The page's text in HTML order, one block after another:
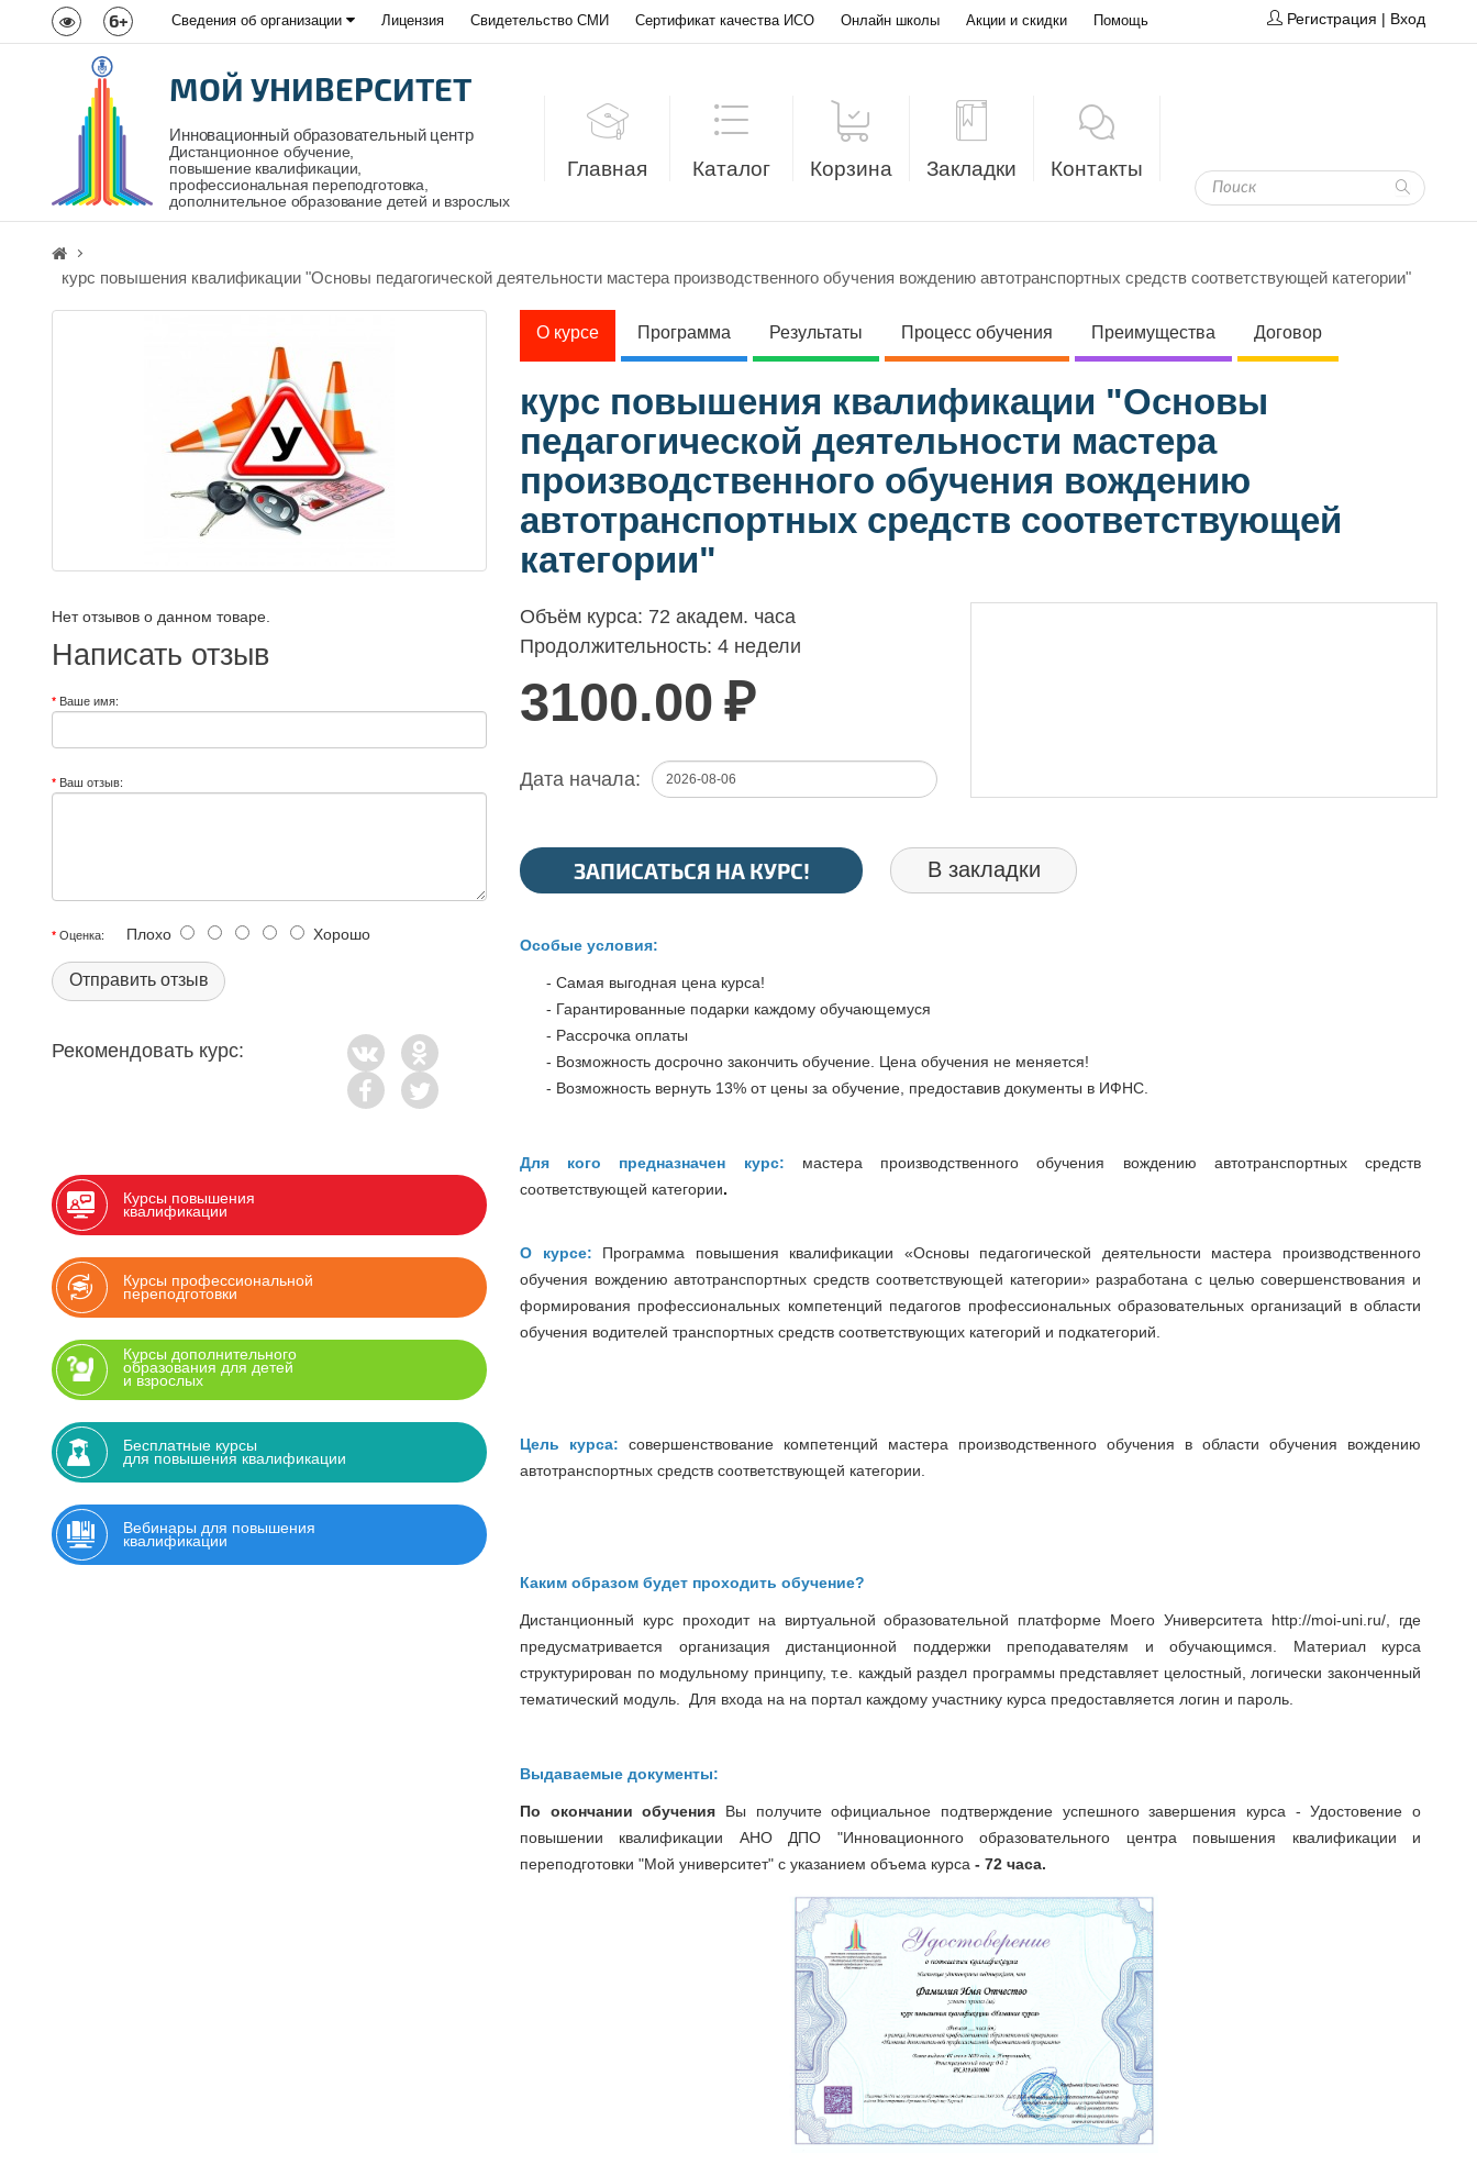
6+ Сведения об организации Лицензия Свидетельство СМИ Сертификат качества ИСО Онлайн школы Акции и скидки Помощь Регистрация | Вход
МОЙ УНИВЕРСИТЕТ
Инновационный образовательный центр
Дистанционное обучение,
повышение квалификации,
профессиональная переподготовка,
дополнительное образование детей и взрослых
Главная Каталог Корзина Закладки Контакты
курс повышения квалификации "Основы педагогической деятельности мастера производственного обучения вождению автотранспортных средств соответствующей категории"
Нет отзывов о данном товаре.
Написать отзыв
Ваше имя:
Ваш отзыв:
Оценка: Плохо Хорошо
Отправить отзыв
Рекомендовать курс:
Курсы повышения
квалификации
Курсы профессиональной
переподготовки
Курсы дополнительного
образования для детей
и взрослых
Бесплатные курсы
для повышения квалификации
Вебинары для повышения
квалификации
О курсе Программа Результаты Процесс обучения Преимущества Договор
курс повышения квалификации "Основы
педагогической деятельности мастера
производственного обучения вождению
автотранспортных средств соответствующей
категории"
Объём курса: 72 академ. часа
Продолжительность: 4 недели
3100.00 ₽
Дата начала:
ЗАПИСАТЬСЯ НА КУРС! В закладки
Особые условия:
- Самая выгодная цена курса!
- Гарантированные подарки каждому обучающемуся
- Рассрочка оплаты
- Возможность досрочно закончить обучение. Цена обучения не меняется!
- Возможность вернуть 13% от цены за обучение, предоставив документы в ИФНС.
Для кого предназначен курс: мастера производственного обучения вождению автотранспортных средств
соответствующей категории.
О курсе: Программа повышения квалификации «Основы педагогической деятельности мастера производственного
обучения вождению автотранспортных средств соответствующей категории» разработана с целью совершенствования и
формирования профессиональных компетенций педагогов профессиональных образовательных организаций в области
обучения водителей транспортных средств соответствующих категорий и подкатегорий.
Цель курса:
совершенствование компетенций мастера производственного обучения в области обучения вождению
автотранспортных средств соответствующей категории.
Каким образом будет проходить обучение?
Дистанционный курс проходит на виртуальной образовательной платформе Моего Университета http://moi-uni.ru/, где
предусматривается организация дистанционной поддержки преподавателям и обучающимся. Материал курса
структурирован по модульному принципу, т.е. каждый раздел программы представляет целостный, логически законченный
тематический модуль. Для входа на на портал каждому участнику курса предоставляется логин и пароль.
Выдаваемые документы:
По окончании обучения Вы получите официальное подтверждение успешного завершения курса - Удостовение о
повышении квалификации
АНО ДПО "Инновационного образовательного центра повышения квалификации и
переподготовки "Мой университет" с указанием объема курса - 72 часа.